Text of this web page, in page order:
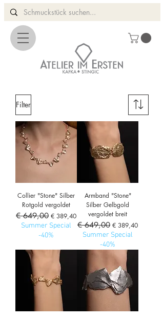
Filter
Collier "Stone" Silber
Rotgold vergoldet
Standardpreis
€ 649,00 Sale-Preis
€ 389,40
Summer Special
-40%
Armband "Stone"
Silber Gelbgold
vergoldet breit
Standardpreis
€ 649,00 Sale-Preis
€ 389,40
Summer Special
-40%